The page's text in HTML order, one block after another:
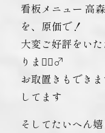
看板メニュー 高
を、原価で！
大変ご好評をい
ります🏼‍♂️
お取置きもでき
してます️
そしてたいへん